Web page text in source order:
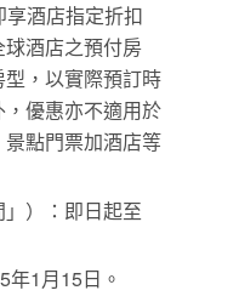
酒店指定折扣
球酒店之預付房
，以實際預訂時
優惠亦不適用於
點門票加酒店等
）：即日起至
1月15日。